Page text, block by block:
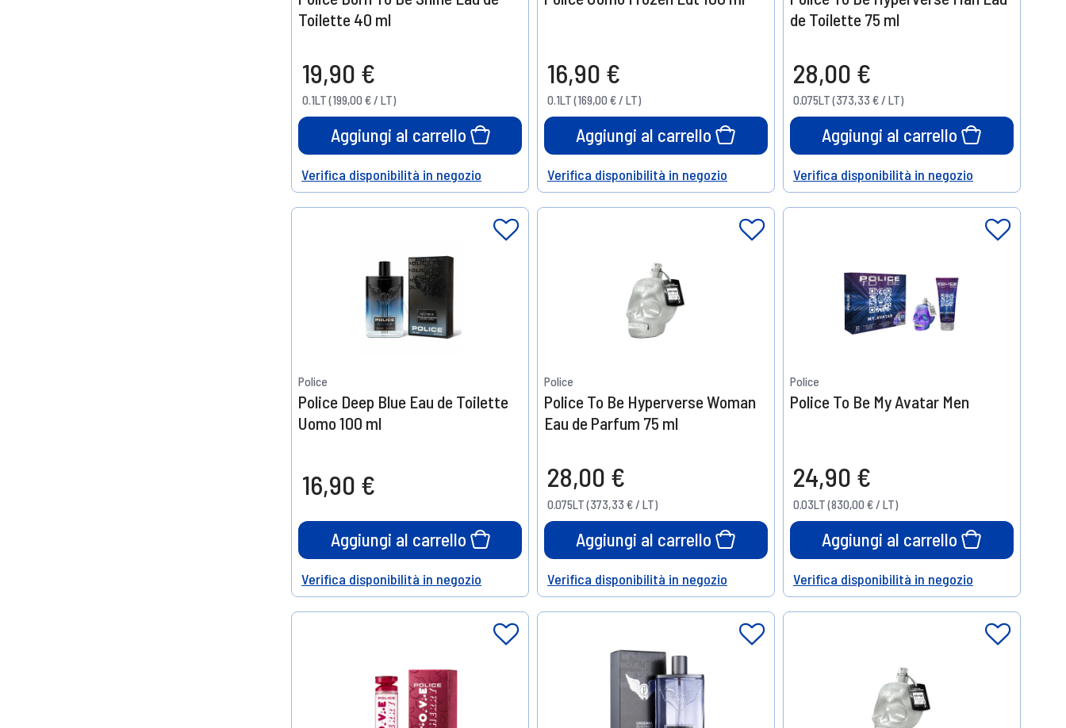
Toilette 40 ml
19,90 €
0.1LT (199,00 € / LT)
Aggiungi al carrello
Help
Verifica disponibilità in negozio
16,90 €
0.1LT (169,00 € / LT)
Aggiungi al carrello
Help
Verifica disponibilità in negozio
de Toilette 75 ml
28,00 €
0.075LT (373,33 € / LT)
Aggiungi al carrello
Help
Verifica disponibilità in negozio
Police
Police Deep Blue Eau de Toilette
Uomo 100 ml
16,90 €
Aggiungi al carrello
Help
Verifica disponibilità in negozio
Police
Police To Be Hyperverse Woman
Eau de Parfum 75 ml
28,00 €
0.075LT (373,33 € / LT)
Aggiungi al carrello
Help
Verifica disponibilità in negozio
Police
Police To Be My Avatar Men
24,90 €
0.03LT (830,00 € / LT)
Aggiungi al carrello
Help
Verifica disponibilità in negozio